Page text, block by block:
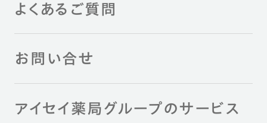
よくあるご質問
お問い合せ
アイセイ薬局グループのサービス